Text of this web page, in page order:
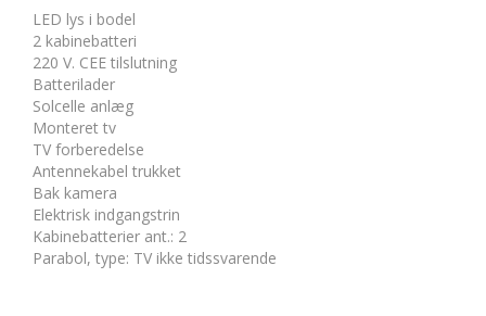
LED lys i bodel
2 kabinebatteri
220 V. CEE tilslutning
Batterilader
Solcelle anlæg
Monteret tv
TV forberedelse
Antennekabel trukket
Bak kamera
Elektrisk indgangstrin
Kabinebatterier ant.: 2
Parabol, type: TV ikke tidssvarende